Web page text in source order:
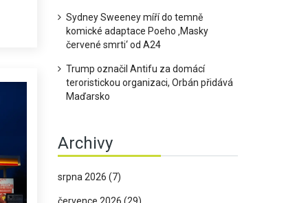
Sydney Sweeney míří do temně
komické adaptace Poeho ‚Masky
červené smrti‘ od A24
Trump označil Antifu za domácí
teroristickou organizaci, Orbán přidává
Maďarsko
Archivy
srpna 2026 (7)